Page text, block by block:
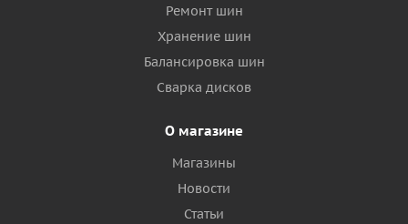
Ремонт шин
Хранение шин
Балансировка шин
Сварка дисков
О магазине
Магазины
Новости
Статьи